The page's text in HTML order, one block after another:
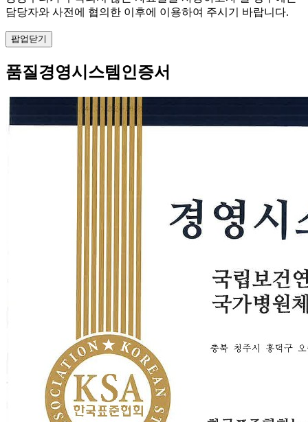
담당자와 사전에 협의한 이후에 이용하여 주시기 바랍니다.
팝업닫기
품질경영시스템인증서